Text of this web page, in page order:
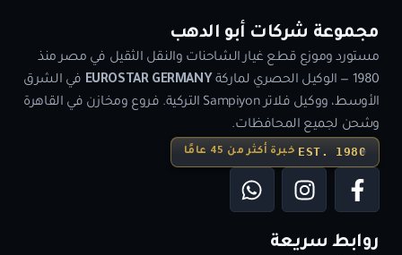
مجموعة شركات أبو الدهب
مستورد وموزع قطع غيار الشاحنات والنقل الثقيل في مصر منذ
1980 — الوكيل الحصري لماركة
EUROSTAR GERMANYفي الشرق
الأوسط، ووكيل فلاتر Sampiyon التركية. فروع ومخازن في القاهرة
وشحن لجميع المحافظات.
EST. 1980خبرة أكثر من 45 عامًا
روابط سريعة